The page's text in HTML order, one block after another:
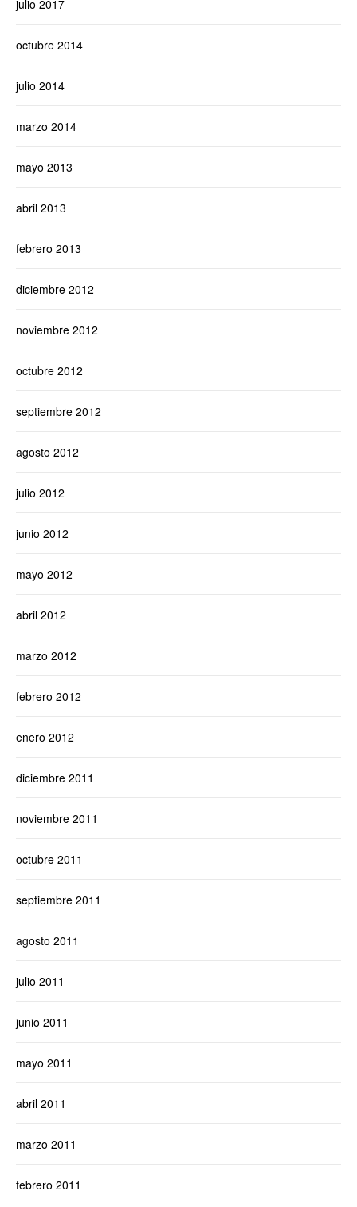
julio 2017
octubre 2014
julio 2014
marzo 2014
mayo 2013
abril 2013
febrero 2013
diciembre 2012
noviembre 2012
octubre 2012
septiembre 2012
agosto 2012
julio 2012
junio 2012
mayo 2012
abril 2012
marzo 2012
febrero 2012
enero 2012
diciembre 2011
noviembre 2011
octubre 2011
septiembre 2011
agosto 2011
julio 2011
junio 2011
mayo 2011
abril 2011
marzo 2011
febrero 2011